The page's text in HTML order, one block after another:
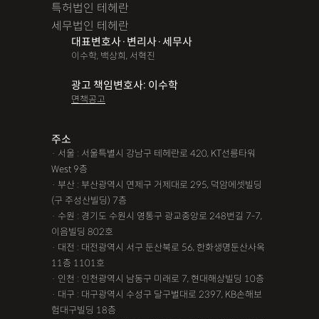
특허법인 테헤란
세무법인 테헤란
대표변호사·변리사·세무사
이수학, 백상희, 서혁진
광고 책임변호사: 이수학
면책공고
주소
· 서울 : 서울특별시 강남구 테헤란로 420, KT선릉타워
West 9층
· 부산 : 부산광역시 연제구 거제대로 295, 덕암에셋빌딩
(구 주성산빌딩) 7층
· 수원 : 경기도 수원시 영통구 광교중앙로 248번길 7-7,
이음빌딩 802호
· 대전 : 대전광역시 서구 둔산북로 56, 한화생명둔산사옥
11층 1101호
· 인천 : 인천광역시 남동구 미래로 7, 현대해상빌딩 10층
· 대구 : 대구광역시 수성구 달구벌대로 2397, KB손해보
험대구빌딩 18층